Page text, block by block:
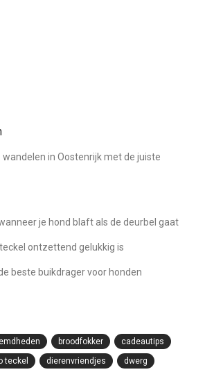
wandelen in Oostenrijk met de juiste
je hond blaft als de deurbel gaat
ontzettend gelukkig is
beste buikdrager voor honden
broodfokker
cadeautips
teckel dierenvriendjes
dwerg